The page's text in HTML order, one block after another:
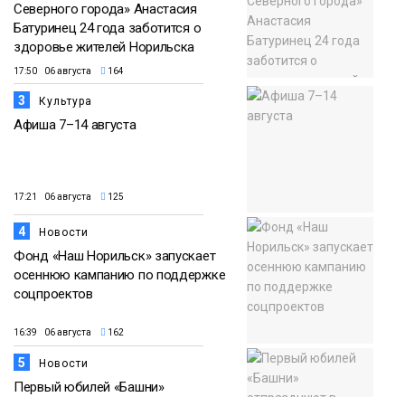
Северного города» Анастасия
Батуринец 24 года заботится о
здоровье жителей Норильска
17:50 06 августа 164
3 Культура
Афиша 7–14 августа
17:21 06 августа 125
4 Новости
Фонд «Наш Норильск» запускает
осеннюю кампанию по поддержке
соцпроектов
16:39 06 августа 162
5 Новости
Первый юбилей «Башни»